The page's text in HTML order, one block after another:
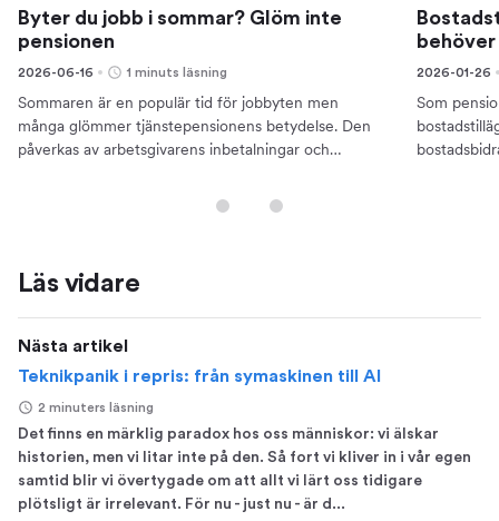
Byter du jobb i sommar? Glöm inte
pensionen
2026-06-16 1 minuts läsning
Sommaren är en populär tid för jobbyten men
många glömmer tjänstepensionens betydelse. Den
påverkas av arbetsgivarens inbetalningar och
2026-01-26
Som
Läs vidare
Nästa artikel
Teknikpanik i repris: från symaskinen till AI
2 minuters läsning
Det finns en märklig paradox hos oss människor: vi älskar
historien, men vi litar inte på den. Så fort vi kliver in i vår egen
samtid blir vi övertygade om att allt vi lärt oss tidigare
plötsligt är irrelevant. För nu - just nu - är d...